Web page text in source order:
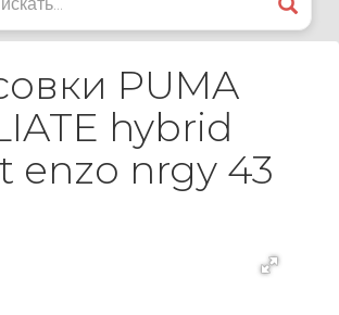
PUMA
hybrid
enzo nrgy 43